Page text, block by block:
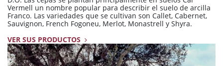
Vermell un nombre popular para describir el suelo de arcilla
Franco. Las variedades que se cultivan son Callet, Cabernet,
Sauvignon, French Fogoneu, Merlot, Monastrell y Shyra.
VER SUS PRODUCTOS